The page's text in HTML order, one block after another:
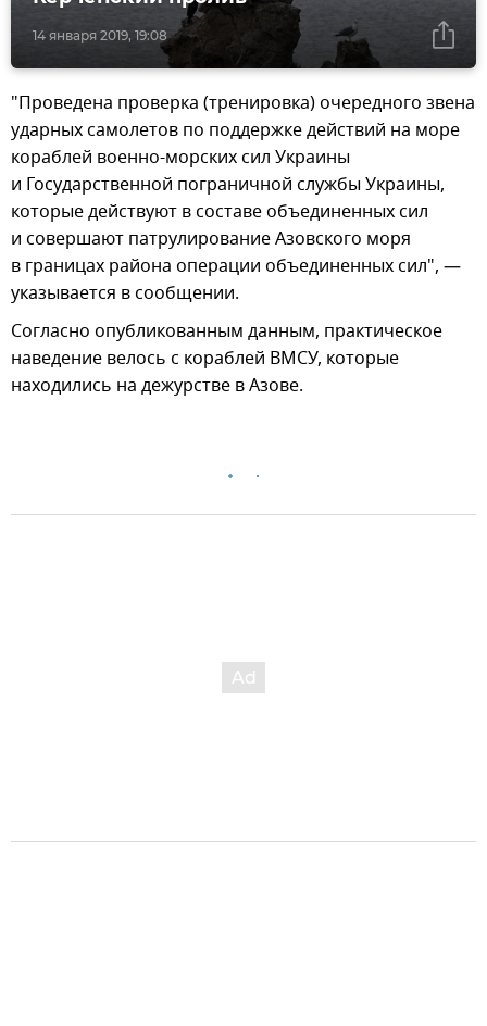
14 января 2019, 19:08
"Проведена проверка (тренировка) очередного звена
ударных самолетов по поддержке действий на море
кораблей военно-морских сил Украины
и Государственной пограничной службы Украины,
которые действуют в составе объединенных сил
и совершают патрулирование Азовского моря
в границах района операции объединенных сил", —
указывается в сообщении.
Согласно опубликованным данным, практическое
наведение велось с кораблей ВМСУ, которые
находились на дежурстве в Азове.